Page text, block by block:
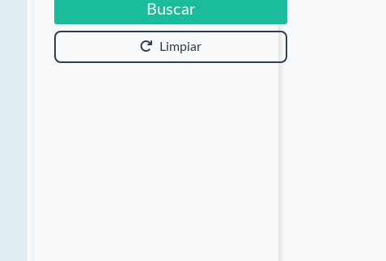
Buscar
Limpiar